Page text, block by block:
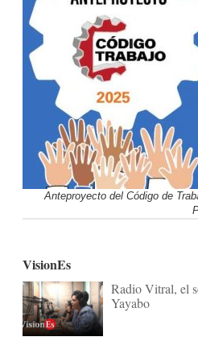
Anteproyecto del Código de
VisionEs
Radio Vitral, el
Yayabo